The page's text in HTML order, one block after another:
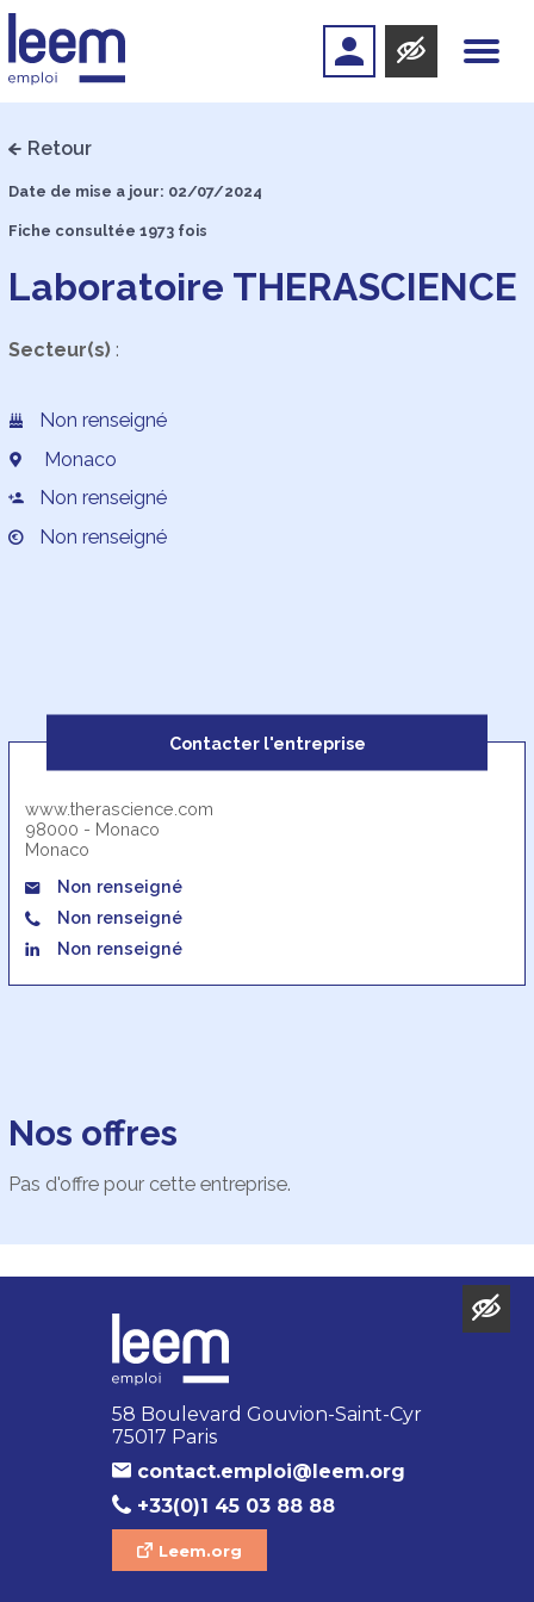
Retour
Date de mise a jour: 02/07/2024
Fiche consultée 1973 fois
Laboratoire THERASCIENCE
Secteur(s):
Non renseigné
Monaco
Non renseigné
Non renseigné
Contacter l'entreprise
www.therascience.com
98000 - Monaco
Monaco
Non renseigné
Non renseigné
Non renseigné
Nos offres
Pas d'offre pour cette entreprise.
58 Boulevard Gouvion-Saint-Cyr
75017 Paris
contact.emploi@leem.org
+33(0)1 45 03 88 88
Leem.org